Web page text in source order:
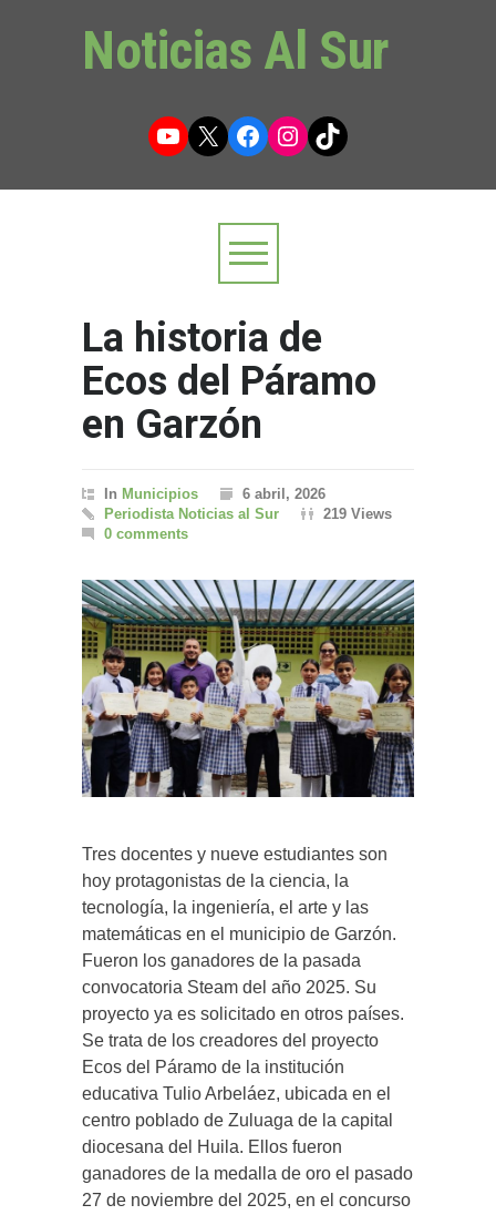
Noticias Al Sur
YouTube
X Facebook
Instagram
TikTok
La historia de
Ecos del Páramo
en Garzón
In Municipios
6 abril, 2026
Periodista Noticias al Sur
219 Views
0 comments
Tres docentes y nueve estudiantes son
hoy protagonistas de la ciencia, la
tecnología, la ingeniería, el arte y las
matemáticas en el municipio de Garzón.
Fueron los ganadores de la pasada
convocatoria Steam del año 2025. Su
proyecto ya es solicitado en otros países.
Se trata de los creadores del proyecto
Ecos del Páramo de la institución
educativa Tulio Arbeláez, ubicada en el
centro poblado de Zuluaga de la capital
diocesana del Huila. Ellos fueron
ganadores de la medalla de oro el pasado
27 de noviembre del 2025, en el concurso